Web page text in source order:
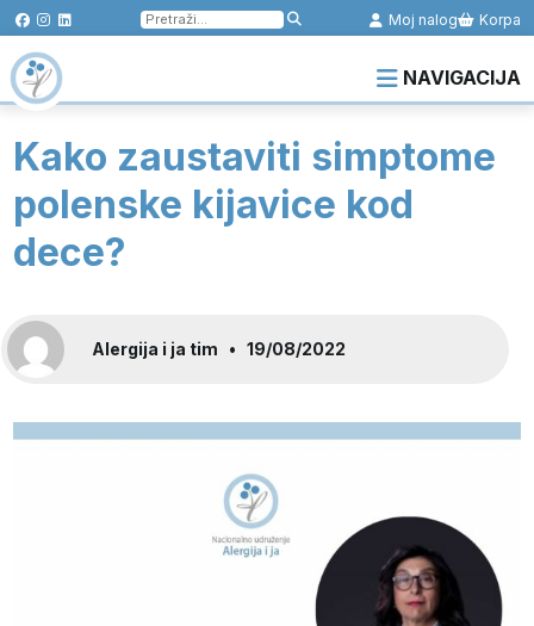
Pretraga
za:
Moj nalog Korpa
NAVIGACIJA
Kako zaustaviti simptome
polenske kijavice kod
dece?
Alergija i ja tim •19/08/2022